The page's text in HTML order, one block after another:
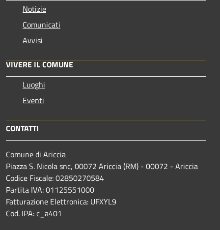
Notizie
Comunicati
Avvisi
VIVERE IL COMUNE
Luoghi
Eventi
CONTATTI
Comune di Ariccia
Piazza S. Nicola snc, 00072 Ariccia (RM) - 00072 - Ariccia
Codice Fiscale: 02850270584
Partita IVA: 01125551000
Fatturazione Elettronica: UFXYL9
Cod. IPA: c_a401